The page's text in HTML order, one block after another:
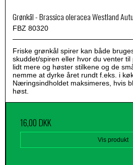
Grønkål - Brassica oleracea Westland
FBZ 80320
Friske grønkål spirer kan både
skuddet/spiren eller hvor du venter
lidt mere og høster stilkene og de
nemme at dyrke året rundt f.eks. i
Næringsindholdet maksimeres, hvis
høst.
16,00 DKK
Vis produkt